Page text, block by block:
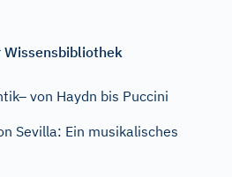
von Haydn bis Puccini
Sevilla: Ein musikalisches